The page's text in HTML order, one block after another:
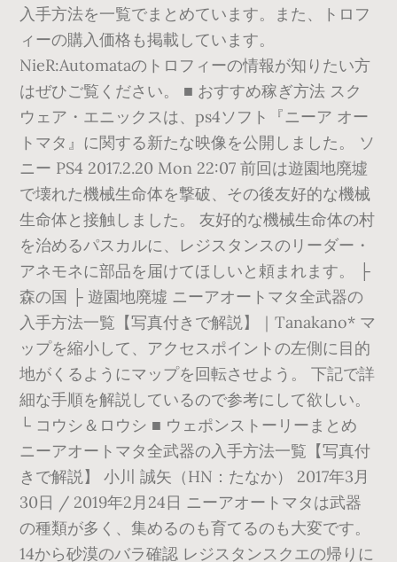
入手方法を一覧でまとめています。また、トロフ
ィーの購入価格も掲載しています。
NieR:Automataのトロフィーの情報が知りたい方
はぜひご覧ください。 ■ おすすめ稼ぎ方法 スク
ウェア・エニックスは、ps4ソフト『ニーア オー
トマタ』に関する新たな映像を公開しました。 ソ
ニー PS4 2017.2.20 Mon 22:07 前回は遊園地廃墟
で壊れた機械生命体を撃破、その後友好的な機械
生命体と接触しました。 友好的な機械生命体の村
を治めるパスカルに、レジスタンスのリーダー・
アネモネに部品を届けてほしいと頼まれます。 ├
森の国 ├ 遊園地廃墟 ニーアオートマタ全武器の
入手方法一覧【写真付きで解説】｜Tanakano* マ
ップを縮小して、アクセスポイントの左側に目的
地がくるようにマップを回転させよう。 下記で詳
細な手順を解説しているので参考にして欲しい。
└ コウシ＆ロウシ ■ ウェポンストーリーまとめ
ニーアオートマタ全武器の入手方法一覧【写真付
きで解説】 小川 誠矢（HN：たなか） 2017年3月
30日 / 2019年2月24日 ニーアオートマタは武器
の種類が多く、集めるのも育てるのも大変です。
14から砂漠のバラ確認 レジスタンスクエの帰りに